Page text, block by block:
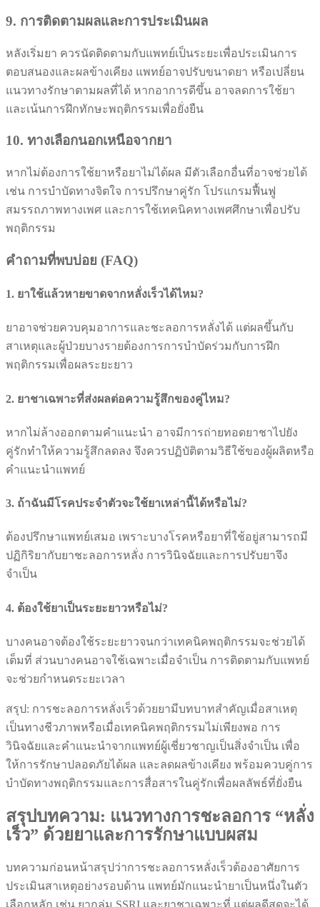
9. การติดตามผลและการประเมินผล
หลังเริ่มยา ควรนัดติดตามกับแพทย์เป็นระยะเพื่อประเมินการ
ตอบสนองและผลข้างเคียง แพทย์อาจปรับขนาดยา หรือเปลี่ยน
แนวทางรักษาตามผลที่ได้ หากอาการดีขึ้น อาจลดการใช้ยา
และเน้นการฝึกทักษะพฤติกรรมเพื่อยั่งยืน
10. ทางเลือกนอกเหนือจากยา
หากไม่ต้องการใช้ยาหรือยาไม่ได้ผล มีตัวเลือกอื่นที่อาจช่วยได้
เช่น การบำบัดทางจิตใจ การปรึกษาคู่รัก โปรแกรมฟื้นฟู
สมรรถภาพทางเพศ และการใช้เทคนิคทางเพศศึกษาเพื่อปรับ
พฤติกรรม
คำถามที่พบบ่อย (FAQ)
1. ยาใช้แล้วหายขาดจากหลั่งเร็วได้ไหม?
ยาอาจช่วยควบคุมอาการและชะลอการหลั่งได้ แต่ผลขึ้นกับ
สาเหตุและผู้ป่วยบางรายต้องการการบำบัดร่วมกับการฝึก
พฤติกรรมเพื่อผลระยะยาว
2. ยาชาเฉพาะที่ส่งผลต่อความรู้สึกของคู่ไหม?
หากไม่ล้างออกตามคำแนะนำ อาจมีการถ่ายทอดยาชาไปยัง
คู่รักทำให้ความรู้สึกลดลง จึงควรปฏิบัติตามวิธีใช้ของผู้ผลิตหรือ
คำแนะนำแพทย์
3. ถ้าฉันมีโรคประจำตัวจะใช้ยาเหล่านี้ได้หรือไม่?
ต้องปรึกษาแพทย์เสมอ เพราะบางโรคหรือยาที่ใช้อยู่สามารถมี
ปฏิกิริยากับยาชะลอการหลั่ง การวินิจฉัยและการปรับยาจึง
จำเป็น
4. ต้องใช้ยาเป็นระยะยาวหรือไม่?
บางคนอาจต้องใช้ระยะยาวจนกว่าเทคนิคพฤติกรรมจะช่วยได้
เต็มที่ ส่วนบางคนอาจใช้เฉพาะเมื่อจำเป็น การติดตามกับแพทย์
จะช่วยกำหนดระยะเวลา
สรุป: การชะลอการหลั่งเร็วด้วยยามีบทบาทสำคัญเมื่อสาเหตุ
เป็นทางชีวภาพหรือเมื่อเทคนิคพฤติกรรมไม่เพียงพอ การ
วินิจฉัยและคำแนะนำจากแพทย์ผู้เชี่ยวชาญเป็นสิ่งจำเป็น เพื่อ
ให้การรักษาปลอดภัยได้ผล และลดผลข้างเคียง พร้อมควบคู่การ
บำบัดทางพฤติกรรมและการสื่อสารในคู่รักเพื่อผลลัพธ์ที่ยั่งยืน
สรุปบทความ: แนวทางการชะลอการ “หลั่ง
เร็ว” ด้วยยาและการรักษาแบบผสม
บทความก่อนหน้าสรุปว่าการชะลอการหลั่งเร็วต้องอาศัยการ
ประเมินสาเหตุอย่างรอบด้าน แพทย์มักแนะนำยาเป็นหนึ่งในตัว
เลือกหลัก เช่น ยากลุ่ม SSRI และยาชาเฉพาะที่ แต่ผลดีสุดจะได้